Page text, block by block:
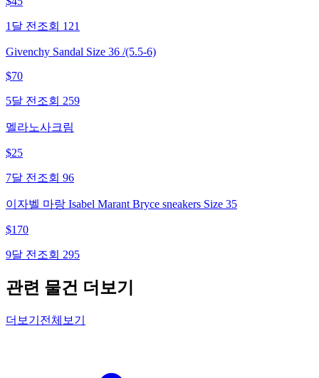
1달 전 조회 121
Givenchy Sandal Size 36 /(5.5-6)
$70
5달 전 조회 259
멜라노사크림
$25
7달 전 조회 96
이자벨 마랑 Isabel Marant Bryce sneakers Size 35
$170
9달 전 조회 295
관련 물건 더보기
더보기 전체보기